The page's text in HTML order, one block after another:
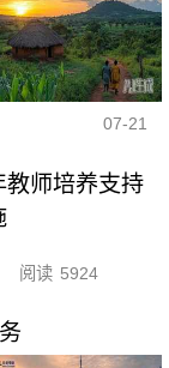
07-21
教师培养支持
阅读 5924